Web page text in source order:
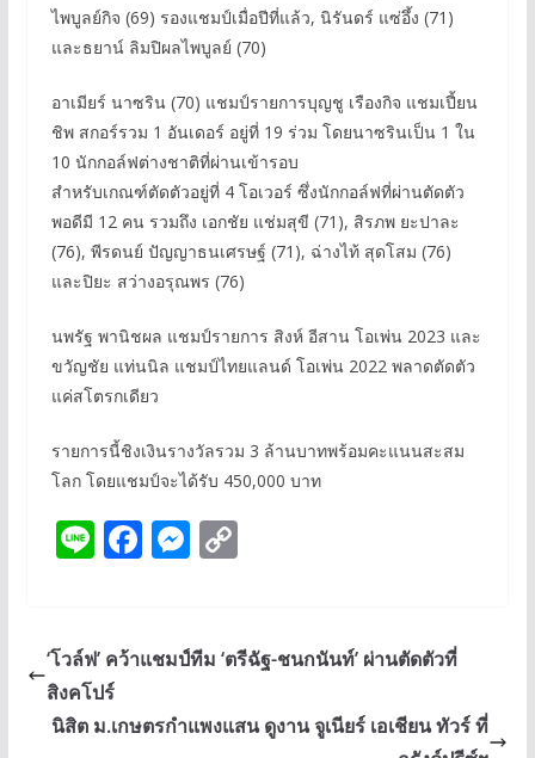
ไพบูลย์กิจ (69) รองแชมป์เมื่อปีที่แล้ว, นิรันดร์ แซ่อึ้ง (71)
และธยาน์ ลิมปิผลไพบูลย์ (70)
อาเมียร์ นาซริน (70) แชมป์รายการบุญชู เรืองกิจ แชมเปี้ยน
ชิพ สกอร์รวม 1 อันเดอร์ อยู่ที่ 19 ร่วม โดยนาซรินเป็น 1 ใน
10 นักกอล์ฟต่างชาติที่ผ่านเข้ารอบ
สำหรับเกณฑ์ตัดตัวอยู่ที่ 4 โอเวอร์ ซึ่งนักกอล์ฟที่ผ่านตัดตัว
พอดีมี 12 คน รวมถึง เอกชัย แช่มสุขี (71), สิรภพ ยะปาละ
(76), พีรดนย์ ปัญญาธนเศรษฐ์ (71), ฉ่างไท้ สุดโสม (76)
และปิยะ สว่างอรุณพร (76)
นพรัฐ พานิชผล แชมป์รายการ สิงห์ อีสาน โอเพ่น 2023 และ
ขวัญชัย แท่นนิล แชมป์ไทยแลนด์ โอเพ่น 2022 พลาดตัดตัว
แค่สโตรกเดียว
รายการนี้ชิงเงินรางวัลรวม 3 ล้านบาทพร้อมคะแนนสะสม
โลก โดยแชมป์จะได้รับ 450,000 บาท
Li F
b
o
M
e
g
C
y
n
‘โวล์ฟ’ คว้าแชมป์ทีม ‘ตรีฉัฐ-ชนกนันท์’ ผ่านตัดตัวที่
สิงคโปร์
นิสิต ม.เกษตรกำแพงแสน ดูงาน จูเนียร์ เอเชียน ทัวร์ ที่